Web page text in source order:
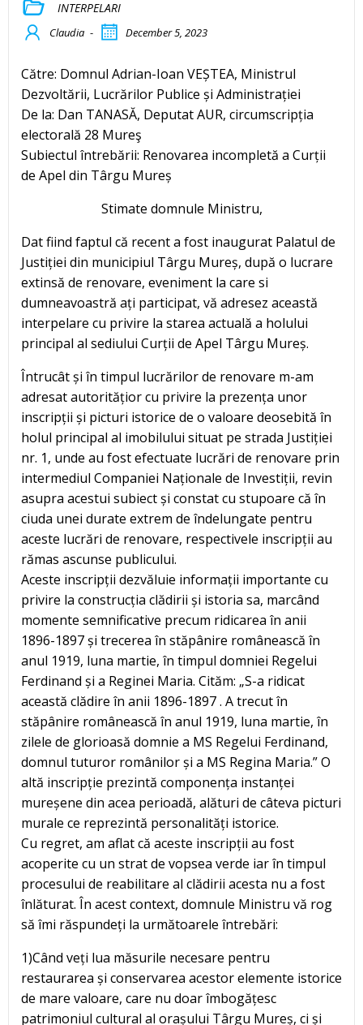
INTERPELARI
Claudia - December 5, 2023
Către: Domnul Adrian-Ioan VEȘTEA, Ministrul
Dezvoltării, Lucrărilor Publice și Administrației
De la: Dan TANASĂ, Deputat AUR, circumscripția
electorală 28 Mureş
Subiectul întrebării: Renovarea incompletă a Curții
de Apel din Târgu Mureș
Stimate domnule Ministru,
Dat fiind faptul că recent a fost inaugurat Palatul de
Justiției din municipiul Târgu Mureș, după o lucrare
extinsă de renovare, eveniment la care si
dumneavoastră ați participat, vă adresez această
interpelare cu privire la starea actuală a holului
principal al sediului Curții de Apel Târgu Mureș.
Întrucât și în timpul lucrărilor de renovare m-am
adresat autoritățior cu privire la prezența unor
inscripții și picturi istorice de o valoare deosebită în
holul principal al imobilului situat pe strada Justiției
nr. 1, unde au fost efectuate lucrări de renovare prin
intermediul Companiei Naționale de Investiții, revin
asupra acestui subiect și constat cu stupoare că în
ciuda unei durate extrem de îndelungate pentru
aceste lucrări de renovare, respectivele inscripții au
rămas ascunse publicului.
Aceste inscripții dezvăluie informații importante cu
privire la construcția clădirii și istoria sa, marcând
momente semnificative precum ridicarea în anii
1896-1897 și trecerea în stăpânire românească în
anul 1919, luna martie, în timpul domniei Regelui
Ferdinand și a Reginei Maria. Cităm: „S-a ridicat
această clădire în anii 1896-1897 . A trecut în
stăpânire românească în anul 1919, luna martie, în
zilele de glorioasă domnie a MS Regelui Ferdinand,
domnul tuturor românilor și a MS Regina Maria.” O
altă inscripție prezintă componența instanței
mureșene din acea perioadă, alături de câteva picturi
murale ce reprezintă personalități istorice.
Cu regret, am aflat că aceste inscripții au fost
acoperite cu un strat de vopsea verde iar în timpul
procesului de reabilitare al clădirii acesta nu a fost
înlăturat. În acest context, domnule Ministru vă rog
să îmi răspundeți la următoarele întrebări:
1)Când veți lua măsurile necesare pentru
restaurarea și conservarea acestor elemente istorice
de mare valoare, care nu doar îmbogățesc
patrimoniul cultural al orașului Târgu Mureș, ci și